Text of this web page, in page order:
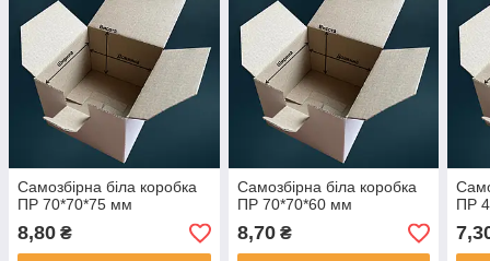
Самозбірна біла коробка
ПР 70*70*75 мм
8,80 ₴
Самозбірна біла коробка
ПР 70*70*60 мм
8,70₴
ПР